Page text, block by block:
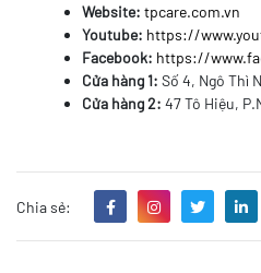
Website: tpcare.com.vn
Youtube: https://
Facebook: https://
Cửa hàng 1: Số 4, Ngô Thì
Cửa hàng 2: 47 Tô Hiệu,
Chia sẻ: